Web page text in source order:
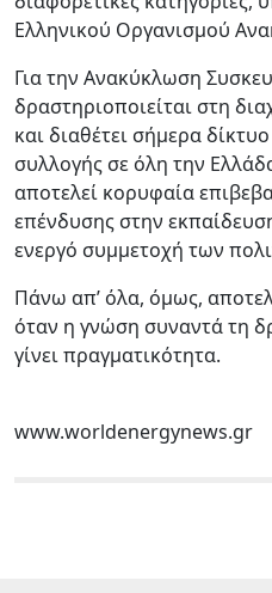
Ελληνικού Οργανισμού
Για την Ανακύκλωση
δραστηριοποιείται στη
και διαθέτει σήμερα
συλλογής σε όλη την
αποτελεί κορυφαία
επένδυσης στην
ενεργό συμμετοχή των
Πάνω απ’ όλα, όμως,
όταν η γνώση συναντά τη
γίνει πραγματικότητα.
www.worldenergynews.gr